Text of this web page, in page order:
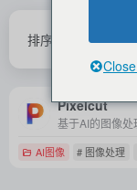
排序 发布 更新
Pixelcut
AI图像 # 图像处理